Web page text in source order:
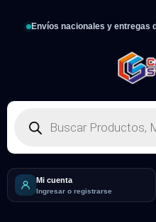
Envíos nacionales y entregas
Mi cuenta
Ingresar o registrarse